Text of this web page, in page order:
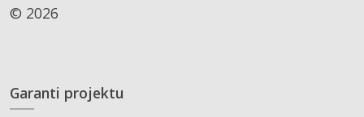
© 2026
Garanti projektu